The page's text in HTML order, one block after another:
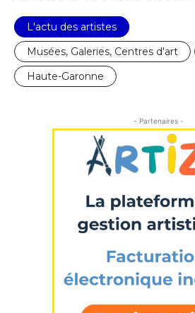
L'actu des artistes
Musées, Galeries, Centres d'art
Haute-Garonne
- Partenaires -